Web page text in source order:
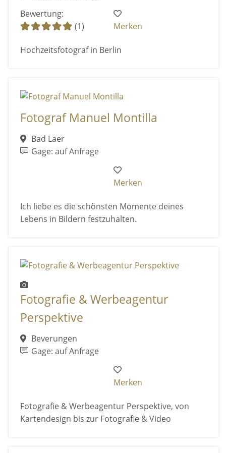
Bewertung:
(1)
Merken
Hochzeitsfotograf in Berlin
Fotograf Manuel Montilla
Bad Laer
Gage: auf Anfrage
Merken
Ich liebe es die schönsten Momente deines
Lebens in Bildern festzuhalten.
Fotografie & Werbeagentur
Perspektive
Beverungen
Gage: auf Anfrage
Merken
Fotografie & Werbeagentur Perspektive, von
Kartendesign bis zur Fotografie & Video